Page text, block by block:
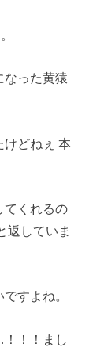
なった黄猿
けどねぇ 本
てくれるの
返していま
すよね。
！！まし